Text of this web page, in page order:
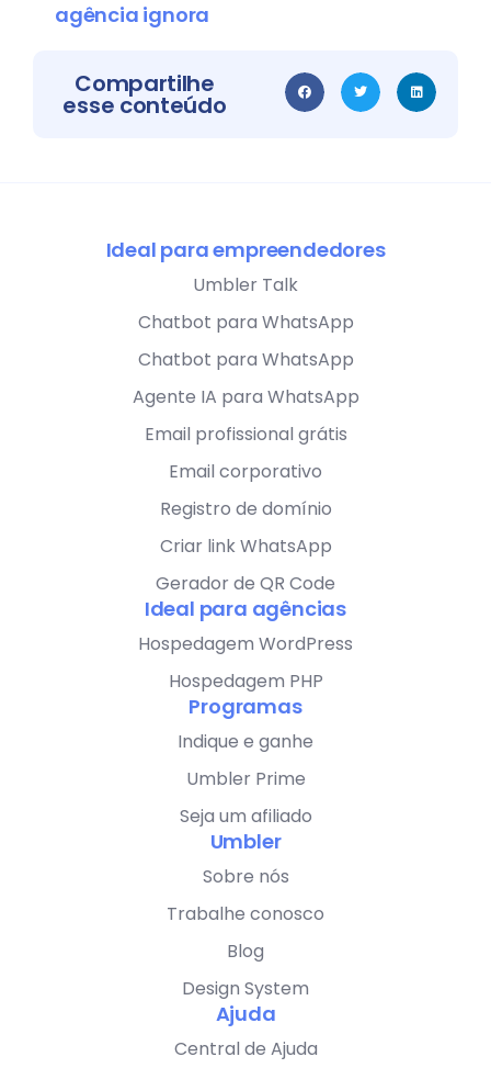
agência ignora
Compartilhe
esse conteúdo
Ideal para empreendedores
Umbler Talk
Chatbot para WhatsApp
Chatbot para WhatsApp
Agente IA para WhatsApp
Email profissional grátis
Email corporativo
Registro de domínio
Criar link WhatsApp
Gerador de QR Code
Ideal para agências
Hospedagem WordPress
Hospedagem PHP
Programas
Indique e ganhe
Umbler Prime
Seja um afiliado
Umbler
Sobre nós
Trabalhe conosco
Blog
Design System
Ajuda
Central de Ajuda